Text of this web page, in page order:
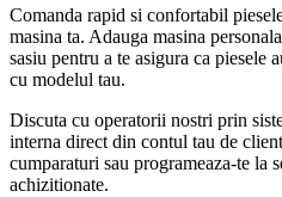
Comanda rapid si confortabil
masina ta. Adauga masina
sasiu pentru a te asigura ca piesele
cu modelul tau.
Discuta cu operatorii nostri prin
interna direct din contul tau de
cumparaturi sau programeaza-te la
achizitionate.